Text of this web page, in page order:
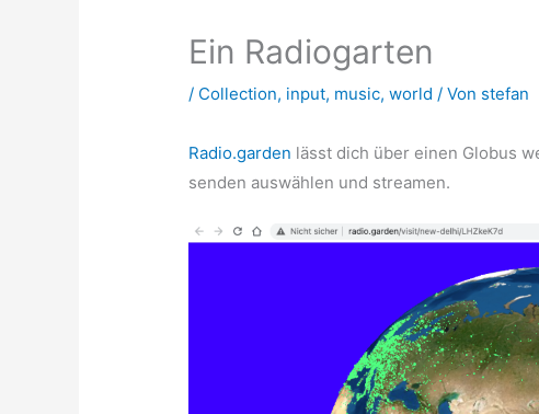
Ein Radiogarten
/ Collection, input, music,world / Von stefan
Radio.garden lässt dich über einen Globus
senden auswählen und streamen.